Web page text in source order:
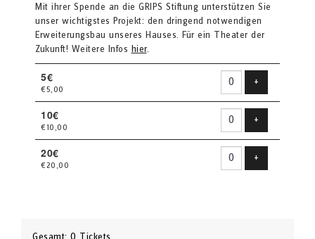
Mit ihrer Spende an die GRIPS Stiftung unterstützen Sie
unser wichtigstes Projekt: den dringend notwendigen
Erweiterungsbau unseres Hauses. Für ein Theater der
Zukunft! Weitere Infos hier.
5€
€5,00
+
10€
€10,00
+
20€
€20,00
+